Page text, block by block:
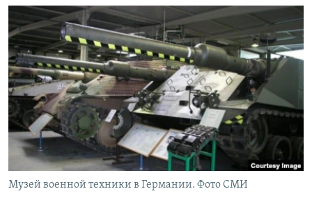
TÜRKMENÇE
Музей военной техники в Германии. Фото СМИ